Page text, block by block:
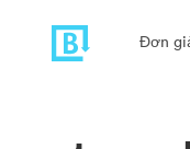
Đơn